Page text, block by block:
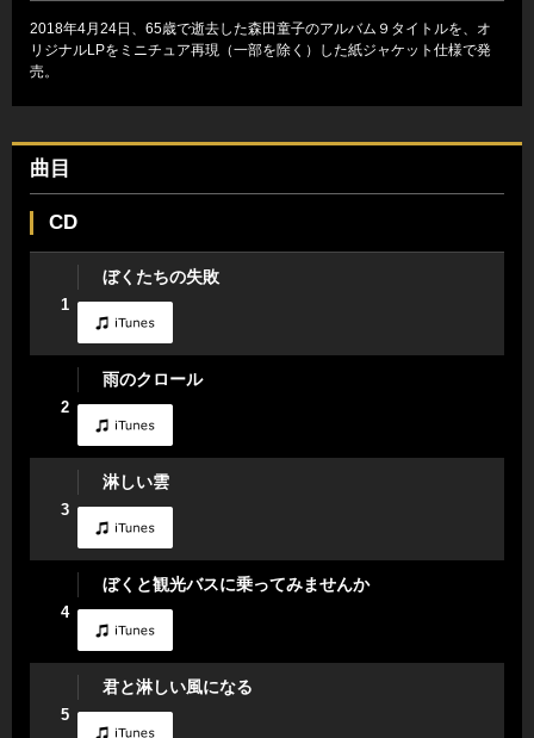
2018年4月24日、65歳で逝去した森田童子のアルバム９タイトルを、オ
リジナルLPをミニチュア再現（一部を除く）した紙ジャケット仕様で発
売。
曲目
CD
1
ぼくたちの失敗
2
雨のクロール
3
淋しい雲
4
ぼくと観光バスに乗ってみませんか
5
君と淋しい風になる